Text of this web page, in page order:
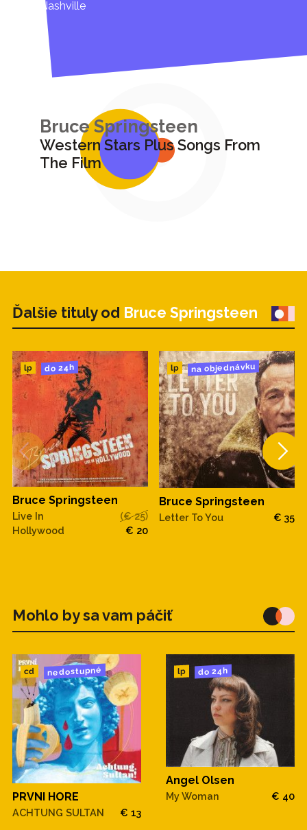
Nashville
Bruce Springsteen
Western Stars Plus Songs From
The Film
Ďalšie tituly od Bruce Springsteen
lp do 24h
Bruce Springsteen
Live In
Hollywood
(€ 25)
€ 20
lp na objednávku
Bruce Springsteen
Letter To You € 35
Mohlo by sa vam páčiť
cd nedostupné
PRVNI HORE
ACHTUNG SULTAN € 13
lp do 24h
Angel Olsen
My Woman € 40